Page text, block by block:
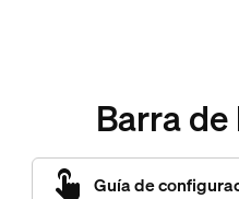
Barra
Guía de